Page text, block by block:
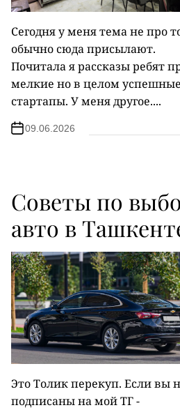
Сегодня у меня тема не про
обычно сюда присылают.
Почитала я рассказы ребят
мелкие но в целом успешные
стартапы. У меня другое....
09.06.2026
Советы по
авто в
Это Толик перекуп. Если вы
подписаны на мой ТГ -